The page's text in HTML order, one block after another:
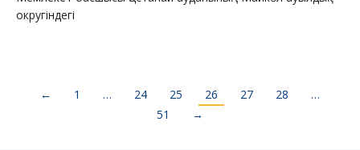
округіндегі
← 1 … 24 25 26 27 28
…
51
→